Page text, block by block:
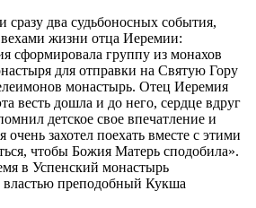
два судьбоносных события,
жизни отца Иеремии:
сформировала группу из монахов
для отправки на Святую Гору
монастырь. Отец Иеремия
весть дошла и до него, сердце вдруг
детское свое впечатление и
захотел поехать вместе с этими
чтобы Божия Матерь сподобила».
в Успенский монастырь
властью преподобный Кукша